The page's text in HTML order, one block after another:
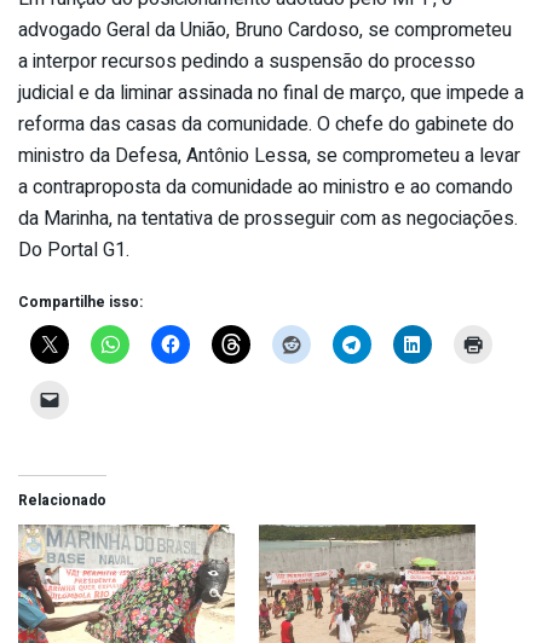
advogado Geral da União, Bruno Cardoso, se comprometeu
a interpor recursos pedindo a suspensão do processo
judicial e da liminar assinada no final de março, que impede a
reforma das casas da comunidade. O chefe do gabinete do
ministro da Defesa, Antônio Lessa, se comprometeu a levar
a contraproposta da comunidade ao ministro e ao comando
da Marinha, na tentativa de prosseguir com as negociações.
Do Portal G1.
Compartilhe isso:
Relacionado